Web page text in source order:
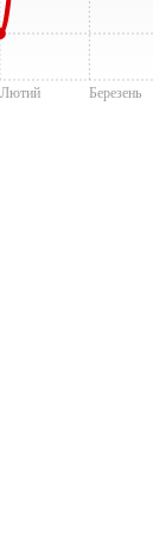
Лютий Березень